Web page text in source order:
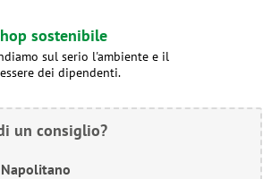
sostenibile
sul serio l'ambiente e il
dei dipendenti.
un consiglio?
Napolitano